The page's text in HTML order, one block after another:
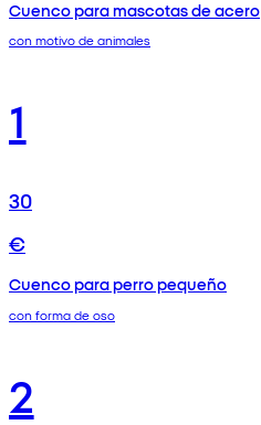
Cuenco para mascotas de acero
con motivo de animales
1
30
€
Cuenco para perro pequeño
con forma de oso
2